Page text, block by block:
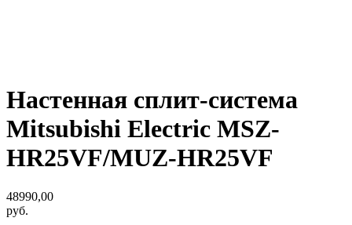
Настенная сплит-система
Mitsubishi Electric MSZ-
HR25VF/MUZ-HR25VF
48990,00
руб.